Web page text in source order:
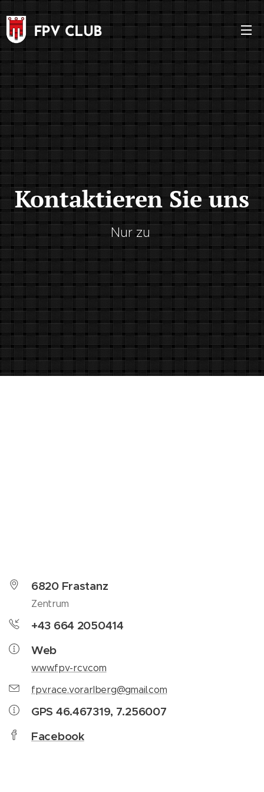
FPV CLUB
VORARLBERG
Kontaktieren Sie uns
Nur zu
6820 Frastanz
Zentrum
+43 664 2050414
Web
www.fpv-rcv.com
fpv.race.vorarlberg@gmail.com
GPS 46.467319, 7.256007
Facebook